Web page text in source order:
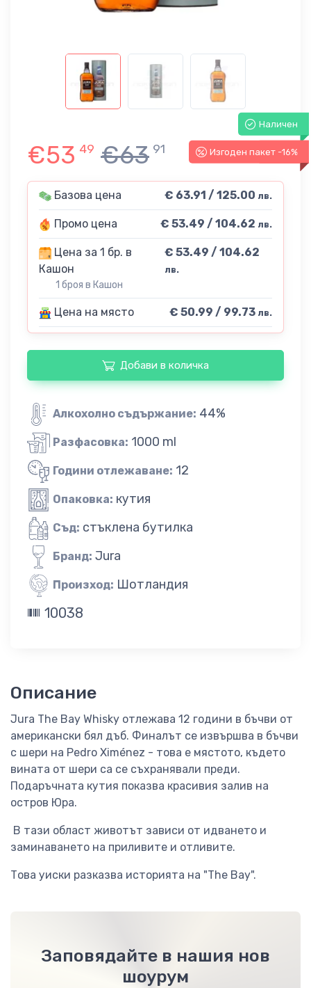
Наличен
-16%
Изгоден пакет -16%
€53 49 €63 91
Базова цена € 63.91 / 125.00 лв.
Промо цена € 53.49 / 104.62 лв.
Цена за 1 бр. в
Кашон
1 броя в Кашон
€ 53.49 / 104.62
лв.
Цена на място € 50.99 / 99.73 лв.
Добави в количка
Алкохолно съдържание: 44%
Разфасовка: 1000 ml
Години отлежаване: 12
Опаковка: кутия
Съд: стъклена бутилка
Бранд: Jura
Произход: Шотландия
10038
Описание
Jura The Bay Whisky отлежава 12 години в бъчви от
американски бял дъб. Финалът се извършва в бъчви
с шери на Pedro Ximénez - това е мястото, където
вината от шери са се съхранявали преди.
Подаръчната кутия показва красивия залив на
остров Юра.
В тази област животът зависи от идването и
заминаването на приливите и отливите.
Това уиски разказва историята на "The Bay".
Заповядайте в нашия нов
шоурум